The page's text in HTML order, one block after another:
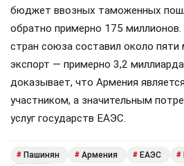
бюджет ввозных таможенных
обратно примерно 175
стран союза составил около пяти
экспорт — примерно 3,2
доказывает, что Армения
участником, а значительным
услуг государств ЕАЭС.
# Пашинян # Армения # ЕАЭС #